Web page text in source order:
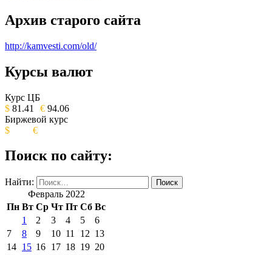
Архив старого сайта
http://kamvesti.com/old/
ОБЩЕСТВЕННО-ПОЛИТИЧЕСКОЕ
ИЗДАНИЕ КАМЧАТСКОГО КРАЯ.
Курсы валют
Курс ЦБ
$ 81.41 € 94.06
Биржевой курс
$
€
Поиск по сайту:
Найти:
Февраль 2022
Пн Вт Ср Чт Пт Сб Вс
1 2 3 4 5
6
7
8 9 10 11 12 13
14 15 16 17 18 19 20